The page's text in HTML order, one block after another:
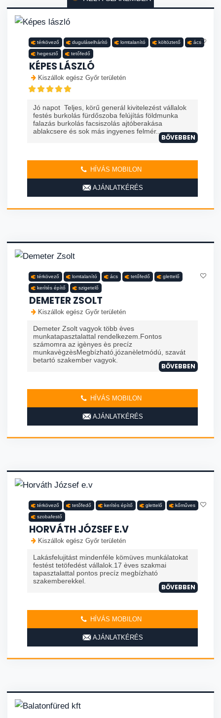
térkövező duguláselhárító lomtalanító költöztető ács
hegesztő tetőfedő
KÉPES LÁSZLÓ
Kiszállok egész Győr területén
Jó napot Teljes, körű generál kivitelezést vállalok
festés burkolás fürdőszoba felújítás földmunka
falazás burkolás facsiszolás ajtóberakása
ablakcsere és sok más ingyenes felmér...
BŐVEBBEN
HÍVÁS MOBILON
AJÁNLATKÉRÉS
térkövező lomtalanító ács tetőfedő glettelő
kerítés építő szigetelő
DEMETER ZSOLT
Kiszállok egész Győr területén
Demeter Zsolt vagyok több èves
munkatapasztalattal rendelkezem.Fontos
számomra az igènyes ès precíz
munkavègzèsMegbízható,józanèletmódú, szavát
betartó szakember vagyok.
BŐVEBBEN
HÍVÁS MOBILON
AJÁNLATKÉRÉS
térkövező tetőfedő kerítés építő glettelő kőműves
szobafestő
HORVÁTH JÓZSEF E.V
Kiszállok egész Győr területén
Lakásfelujitást mindenféle kömüves munkálatokat
festést tetöfedést vállalok.17 èves szakmai
tapasztalattal pontos precíz megbízható
szakemberekkel.
BŐVEBBEN
HÍVÁS MOBILON
AJÁNLATKÉRÉS